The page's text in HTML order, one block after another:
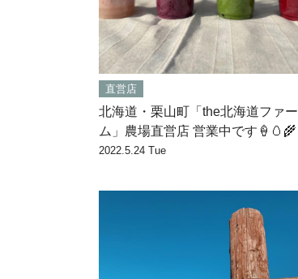
直営店
北海道・栗山町「the北海道ファー
ム」農場直営店 営業中です🍦🥚🌾
2022.5.24 Tue